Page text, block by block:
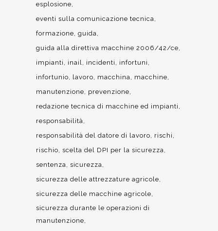
esplosione
eventi sulla comunicazione tecnica
formazione guida
guida alla direttiva macchine 2006/42/ce
impianti
inail incidenti
infortuni
infortunio
lavoro macchina
macchine
manutenzione
prevenzione
redazione tecnica di macchine ed impianti
responsabilità
responsabilità del datore di lavoro
rischi
rischio scelta del DPI per la sicurezza
sentenza sicurezza
sicurezza delle attrezzature agricole
sicurezza delle macchine agricole
sicurezza durante le operazioni di
manutenzione